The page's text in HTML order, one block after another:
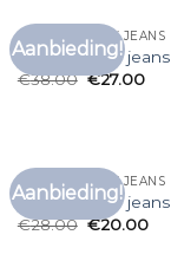
Aanbieding!
T SHIRT TOMMY JEANS
t shirt tommy jeans
€38.00 €27.00
Aanbieding!
T SHIRT TOMMY JEANS
t shirt tommy jeans
€28.00 €20.00